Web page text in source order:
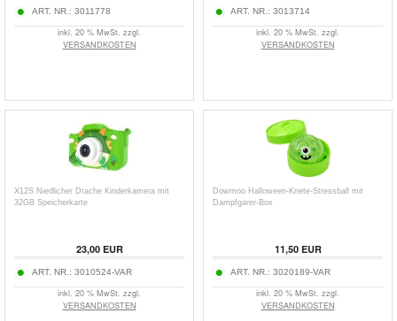
ART. NR.: 3011778
inkl. 20 % MwSt. zzgl.
VERSANDKOSTEN
ART. NR.: 3013714
inkl. 20 % MwSt. zzgl.
VERSANDKOSTEN
X12S Niedlicher Drache Kinderkamera mit
32GB Speicherkarte
23,00EUR
ART. NR.: 3010524-VAR
inkl. 20 % MwSt. zzgl.
VERSANDKOSTEN
Dowmoo Halloween-Knete-Stressball mit
Dampfgarer-Box
11,50EUR
ART. NR.: 3020189-VAR
inkl. 20 % MwSt. zzgl.
VERSANDKOSTEN